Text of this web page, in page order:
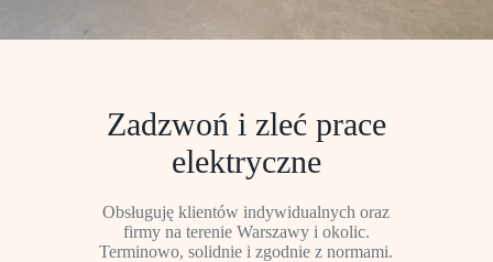
Zadzwoń i zleć prace
elektryczne
Obsługuję klientów indywidualnych oraz
firmy na terenie Warszawy i okolic.
Terminowo, solidnie i zgodnie z normami.